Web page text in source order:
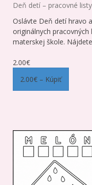
Deň detí – pracovné
Oslávte Deň detí hravo
originálnych
materskej škole.
2.00€
2.00€ – Kúpiť